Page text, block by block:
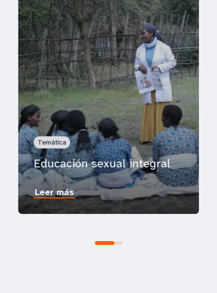
Temática
Educación sexual integral
Leer más